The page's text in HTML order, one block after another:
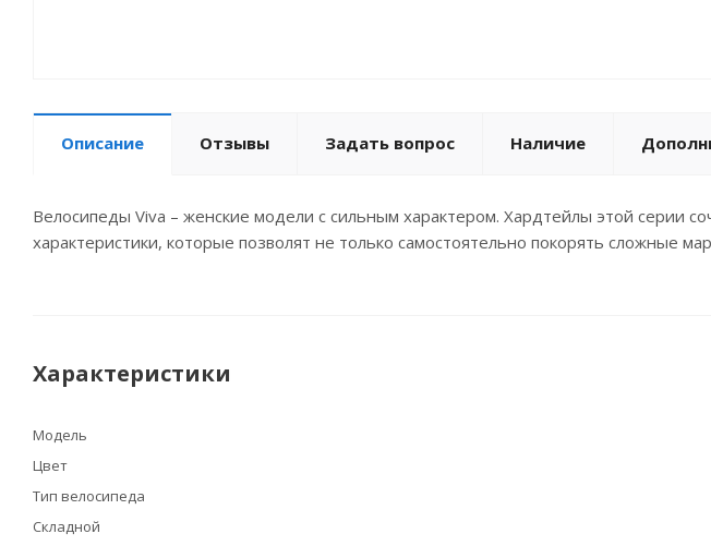
Описание Отзывы Задать вопрос Наличие
Велосипеды Viva – женские модели с сильным характером. Хардтейлы этой серии
характеристики, которые позволят не только самостоятельно покорять сложные
Характеристики
Модель
Цвет
Тип велосипеда
Складной